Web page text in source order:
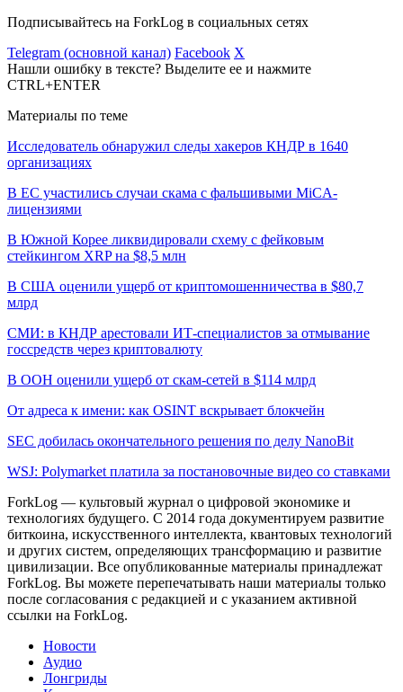
Подписывайтесь на ForkLog в социальных сетях
Telegram (основной канал) Facebook X
Нашли ошибку в тексте? Выделите ее и нажмите
CTRL+ENTER
Материалы по теме
Исследователь обнаружил следы хакеров КНДР в 1640
организациях
В ЕС участились случаи скама с фальшивыми MiCA-
лицензиями
В Южной Корее ликвидировали схему с фейковым
стейкингом XRP на $8,5 млн
В США оценили ущерб от криптомошенничества в $80,7
млрд
СМИ: в КНДР арестовали ИТ-специалистов за отмывание
госсредств через криптовалюту
В ООН оценили ущерб от скам-сетей в $114 млрд
От адреса к имени: как OSINT вскрывает блокчейн
SEC добилась окончательного решения по делу NanoBit
WSJ: Polymarket платила за постановочные видео со ставками
ForkLog — культовый журнал о цифровой экономике и
технологиях будущего. С 2014 года документируем развитие
биткоина, искусственного интеллекта, квантовых технологий
и других систем, определяющих трансформацию и развитие
цивилизации. Все опубликованные материалы принадлежат
ForkLog. Вы можете перепечатывать наши материалы только
после согласования с редакцией и с указанием активной
ссылки на ForkLog.
Новости
Аудио
Лонгриды